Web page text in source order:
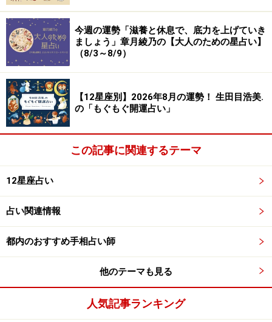
7位：かに座／蟹座（6月22日～7月22日生
まれ）
2024年9月2日の運勢「かに座」
＞【2024年9月1日～9月30日の金運アップ法】を占う
6位：うお座／魚座（2月19日～3月20日生
今週の運勢「滋養と休息で、底力を上げていき
ましょう」章月綾乃の【大人のための星占い】
（8/3～8/9）
【12星座別】2026年8月の運勢！ 生田目浩美.
の「もぐもぐ開運占い」
この記事に関連するテーマ
12星座占い
占い関連情報
都内のおすすめ手相占い師
他のテーマも見る
人気記事ランキング